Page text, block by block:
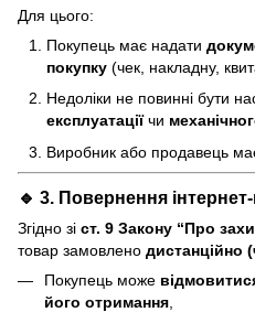
Для цього:
Покупець має надати
покупку (чек, накладну,
Недоліки не повинні бути
експлуатаціїчи
Виробник або продавець
🔹 3. Повернення
Згідно зі ст. 9 Закону “Про
товар замовлено дистанційно
Покупець може
його отримання